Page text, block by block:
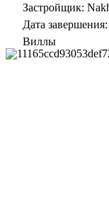
Застройщик:
Дата
Виллы